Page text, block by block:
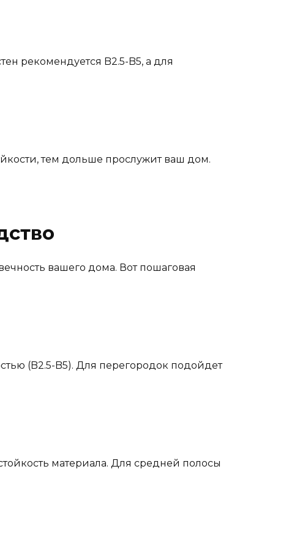
рекомендуется B2.5-B5, а для
тем дольше прослужит ваш дом.
вашего дома. Вот пошаговая
(B2.5-B5). Для перегородок подойдет
материала. Для средней полосы